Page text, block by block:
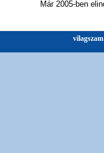
Már 2005-ben